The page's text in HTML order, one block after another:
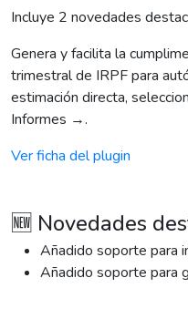
Incluye 2 novedades
Genera y facilita la
trimestral de IRPF para
estimación directa,
Informes →.
Ver ficha del plugin
🆕 Novedades
Añadido soporte para
Añadido soporte para